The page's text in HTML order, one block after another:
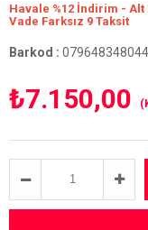
Havale %12 İndirim - Alt
Vade Farksız 9 Taksit
Barkod :
₺7.150,00